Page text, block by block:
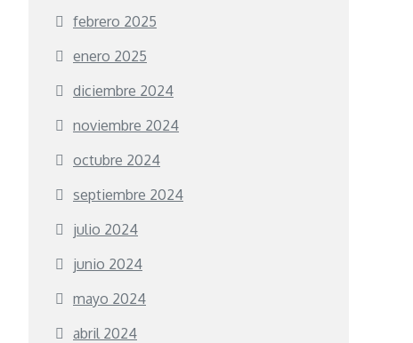
febrero 2025
enero 2025
diciembre 2024
noviembre 2024
octubre 2024
septiembre 2024
julio 2024
junio 2024
mayo 2024
abril 2024